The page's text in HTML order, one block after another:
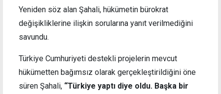
Yeniden söz alan Şahali, hükümetin bürokrat
değişikliklerine ilişkin sorularına yanıt verilmediğini
savundu.
Türkiye Cumhuriyeti destekli projelerin mevcut
hükümetten bağımsız olarak gerçekleştirildiğini öne
süren Şahali, “Türkiye yaptı diye oldu. Başka bir